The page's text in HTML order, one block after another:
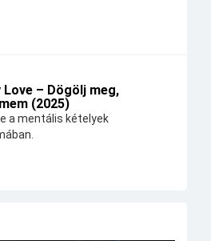
Love – Dögölj meg,
(2025)
a mentális kételyek